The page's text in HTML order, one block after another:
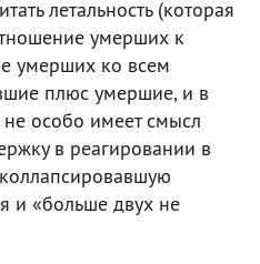
летальность (которая
умерших к
умерших ко всем
плюс умершие, и в
особо имеет смысл
в реагировании в
и «больше двух не